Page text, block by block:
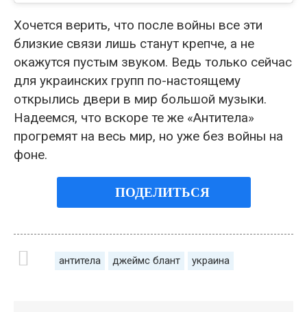
Хочется верить, что после войны все эти
близкие связи лишь станут крепче, а не
окажутся пустым звуком. Ведь только сейчас
для украинских групп по-настоящему
открылись двери в мир большой музыки.
Надеемся, что вскоре те же «Антитела»
прогремят на весь мир, но уже без войны на
фоне.
ПОДЕЛИТЬСЯ
антитела джеймс блант украина